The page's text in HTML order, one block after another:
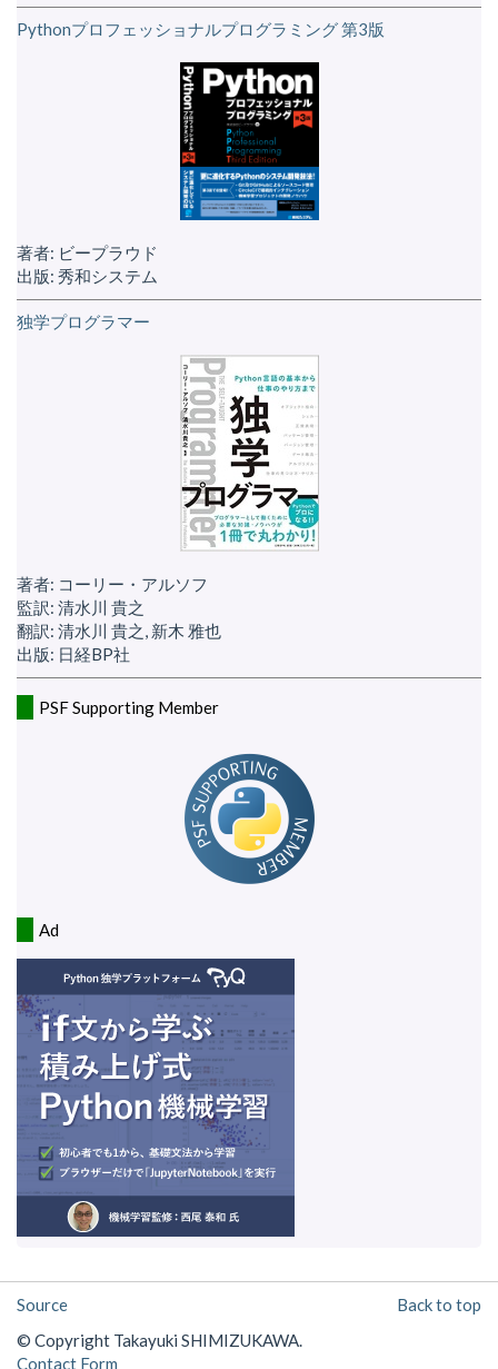
Pythonプロフェッショナルプログラミング 第3版
著者: ビープラウド
出版: 秀和システム
独学プログラマー
著者: コーリー・アルソフ
監訳: 清水川 貴之
翻訳: 清水川 貴之, 新木 雅也
出版: 日経BP社
PSF Supporting Member
Ad
Back to top
Source
© Copyright Takayuki SHIMIZUKAWA.
Contact Form